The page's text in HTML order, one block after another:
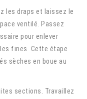
les draps et laissez le
ventilé. Passez
pour enlever
fines. Cette étape
sèches en boue au
sections. Travaillez